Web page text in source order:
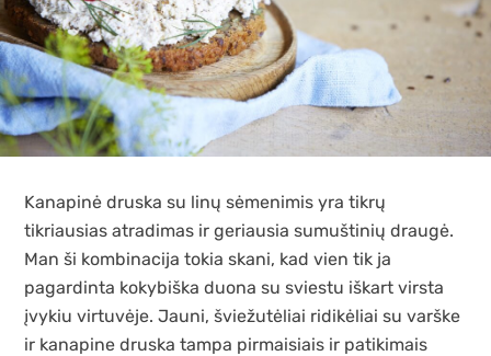
Kanapinė druska su linų sėmenimis yra tikrų
tikriausias atradimas ir geriausia sumuštinių draugė.
Man ši kombinacija tokia skani, kad vien tik ja
pagardinta kokybiška duona su sviestu iškart virsta
įvykiu virtuvėje. Jauni, šviežutėliai ridikėliai su varške
ir kanapine druska tampa pirmaisiais ir patikimais